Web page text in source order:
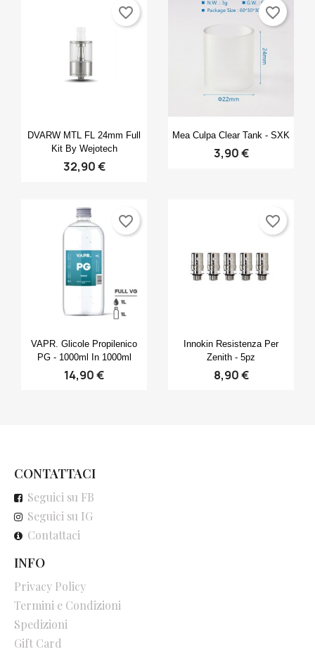
 Anteprima
DVARW MTL FL 24mm Full
Kit By Wejotech
32,90 €
favorite_border
Anteprima
Mea Culpa Clear Tank - SXK
3,90 €
favorite_border
Anteprima
VAPR. Glicole Propilenico
PG - 1000ml In 1000ml
14,90 €
favorite_border
Anteprima
Innokin Resistenza Per
Zenith - 5pz
8,90 €
favorite_border
CONTATTACI
Seguici su FB
Seguici su IG
Contattaci
INFO
Privacy Policy
Termini e Condizioni
Spedizioni
Gift Card